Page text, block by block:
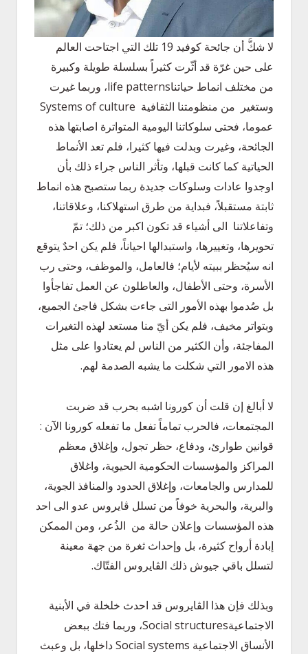
لا شكَّ أن جائحة كوفيد 19 تلك التي اجتاحت العالم
على حين غرّة قد أثّرت كثيراً بسلسلة طويلة وكبيرة
من مختلف انماط حياتناlife patterns، وربما غيرت
وستغير من منظومتنا الثقافية Systems of culture
عموما، فحتى سلوكاتنا اليومية المتواترة اصابتها هذه
الجائحة، وغيرت وبدلت فيها كثيرا، فلم تعد الأنماط
الحياتية كما كانت قبلها، وتأثر الناس جراء ذلك بأن
اوجدوا عادات وسلوكات جديدة ربما ستصبح هذه انماط
ثابتة مستقبلاً، فبداية من طرق استهلاكنا، وعلاقاتنا،
وتفاعلاتنا الى أشياء قد تكون اكبر من ذلك؛ تمّ
تحويرها، وتغييرها، واستبدالها احياناً، فلم يكن احدٌ يتوقع
انه سيُحظر ببيته لأيام؛ فالعامل، والموظف، وحتى رب
الأسرة، وحتى الأطفال، والعاطلون عن العمل تفاجأوا
بل صُدموا بهذه الأمور التى جاءت بشكل فاجئ الجميع،
وبتواتر مخيف، فلم يكن أيّ منا مستعد لهذه التغيرات
المفاجئة، وأن الكثير من الناس لم يعتادوا على مثل
هذه الامور التي شكلت ما يشبه الصدمة لهم.
لا أبالغ إن قلت أن كورونا اشبه بحرب قد ضربت
المجتمعات، فالحرب تماماً تفعل ما تفعله كورونا الآن :
قوانين طوارئ، ودفاع، حظر تجول، وإغلاق معظم
المراكز والمؤسسات الحكومية الحيوية، واغلاق
للمدارس والجامعات، وإغلاق الحدود والمنافذ الجوية،
والبرية، والبحرية خوفاً من تسلل ڤايروس عدو الى احد
هذه المؤسسات وإعلان حالة من الذُعر، ومن الممكن
إبادة أرواح كثيرة، بل وإحداث ثغرة من جهة معينة
لتسلل باقي جيوش ذلك الڤايروس الفتّاك.
وبذلك فإن هذا الڤايروس قد احدث خلخلة في الأبنية
الاجتماعيةSocial structures، وربما فتك ببعض
الأنساق الاجتماعية Social systems داخلها، بل وعبث